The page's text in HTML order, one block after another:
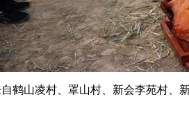
鹤山凌村、罩山村、新会李苑村